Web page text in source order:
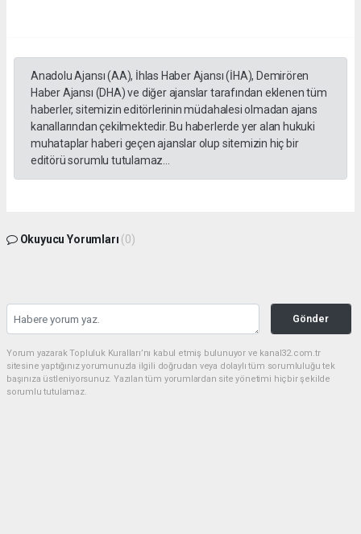
Anadolu Ajansı (AA), İhlas Haber Ajansı (İHA), Demirören
Haber Ajansı (DHA) ve diğer ajanslar tarafından eklenen tüm
haberler, sitemizin editörlerinin müdahalesi olmadan ajans
kanallarından çekilmektedir. Bu haberlerde yer alan hukuki
muhataplar haberi geçen ajanslar olup sitemizin hiç bir
editörü sorumlu tutulamaz...
Okuyucu Yorumları (0)
Gönder
Yorum yazarak Topluluk Kuralları’nı kabul etmiş bulunuyor ve kanal32.com.tr
sitesine yaptığınız yorumunuzla ilgili doğrudan veya dolaylı tüm sorumluluğu tek
başınıza üstleniyorsunuz. Yazılan tüm yorumlardan site yönetimi hiçbir şekilde
sorumlu tutulamaz.